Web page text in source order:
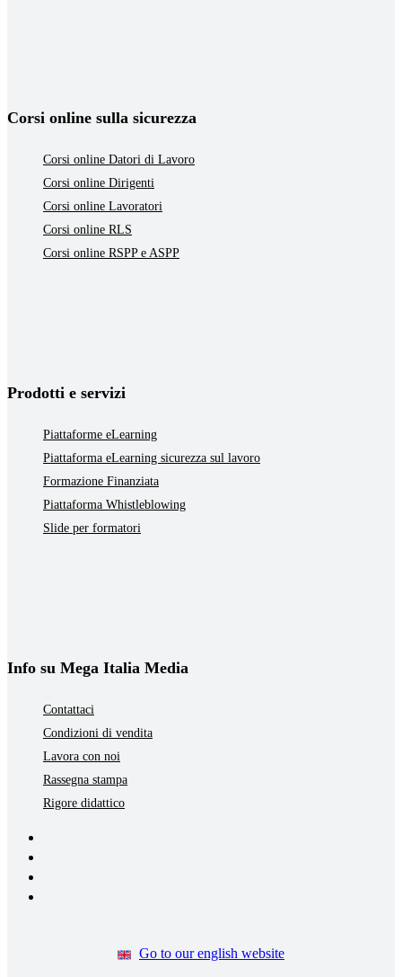
Corsi online sulla sicurezza
Corsi online Datori di Lavoro
Corsi online Dirigenti
Corsi online Lavoratori
Corsi online RLS
Corsi online RSPP e ASPP
Prodotti e servizi
Piattaforme eLearning
Piattaforma eLearning sicurezza sul lavoro
Formazione Finanziata
Piattaforma Whistleblowing
Slide per formatori
Info su Mega Italia Media
Contattaci
Condizioni di vendita
Lavora con noi
Rassegna stampa
Rigore didattico
Go to our english website